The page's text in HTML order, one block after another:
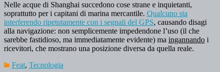
Nelle acque di Shanghai succedono cose strane e inquietanti,
soprattutto per i capitani di marina mercantile. Qualcuno sta
interferendo ripetutamente con i segnali del GPS, causando disagi
alla navigazione: non semplicemente impedendone l’uso (il che
sarebbe fastidioso, ma immediatamente evidente) ma ingannando i
ricevitori, che mostrano una posizione diversa da quella reale.
Feat, Tecnologia